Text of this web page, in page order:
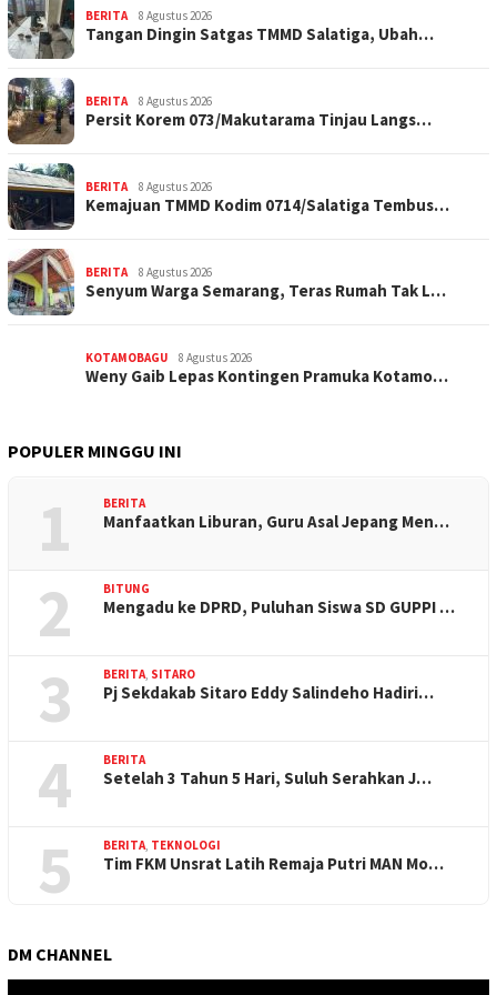
BERITA 8 Agustus 2026
Tangan Dingin Satgas TMMD Salatiga, Ubah…
BERITA 8 Agustus 2026
Persit Korem 073/Makutarama Tinjau Langs…
BERITA 8 Agustus 2026
Kemajuan TMMD Kodim 0714/Salatiga Tembus…
BERITA 8 Agustus 2026
Senyum Warga Semarang, Teras Rumah Tak L…
KOTAMOBAGU 8 Agustus 2026
Weny Gaib Lepas Kontingen Pramuka Kotamo…
POPULER MINGGU INI
1 BERITA
Manfaatkan Liburan, Guru Asal Jepang Men…
2 BITUNG
Mengadu ke DPRD, Puluhan Siswa SD GUPPI …
3 BERITA, SITARO
Pj Sekdakab Sitaro Eddy Salindeho Hadiri…
4 BERITA
Setelah 3 Tahun 5 Hari, Suluh Serahkan J…
5 BERITA, TEKNOLOGI
Tim FKM Unsrat Latih Remaja Putri MAN Mo…
DM CHANNEL